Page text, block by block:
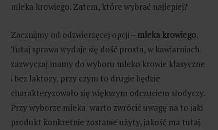
mleka krowiego. Zatem, które wybrać najlepiej?
Zacznijmy od odzwierzęcej opcji – mleka krowiego.
Tutaj sprawa wydaje się dość prosta, w kawiarniach
zazwyczaj mamy do wyboru mleko krowie klasyczne
i bez laktozy, przy czym to drugie będzie
charakteryzowało się większym odczuciem słodyczy.
Przy wyborze mleka warto zwrócić uwagę na to jaki
produkt konkretnie zostanie użyty, jakość ma tutaj